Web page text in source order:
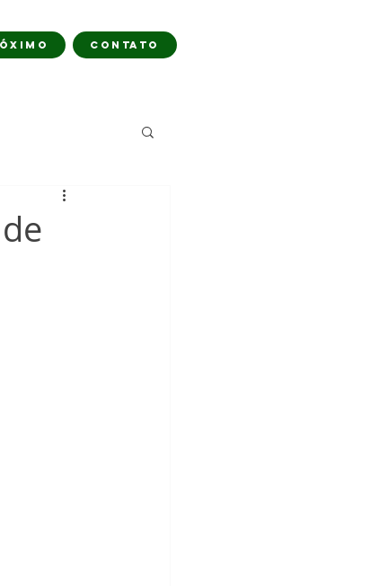
CONTATO